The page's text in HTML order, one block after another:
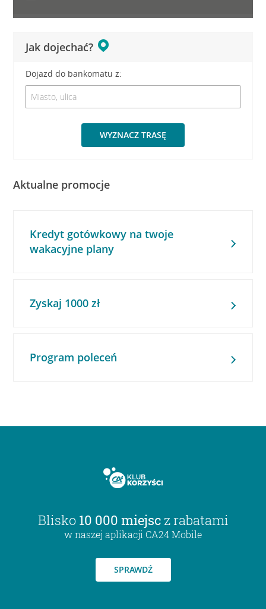
Jak dojechać?
Dojazd do bankomatu z:
WYZNACZ TRASĘ
Aktualne promocje
Kredyt gotówkowy na twoje
wakacyjne plany
Zyskaj 1000 zł
Program poleceń
Blisko 10 000 miejsc z rabatami
w naszej aplikacji CA24 Mobile
SPRAWDŹ